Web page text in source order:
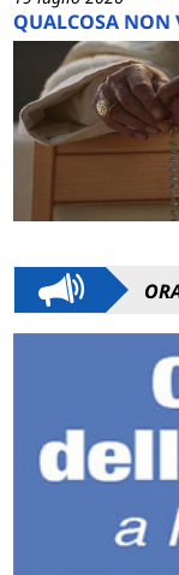
QUALCOSA NON